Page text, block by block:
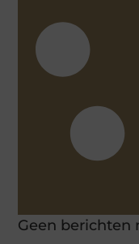
Geen berichten